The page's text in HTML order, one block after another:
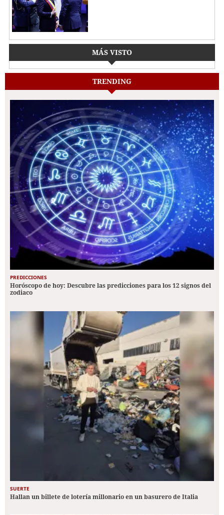
MÁS VISTO
TRENDING
PREDICCIONES
Horóscopo de hoy: Descubre las predicciones para los 12 signos del
zodiaco
SUERTE
Hallan un billete de lotería millonario en un basurero de Italia